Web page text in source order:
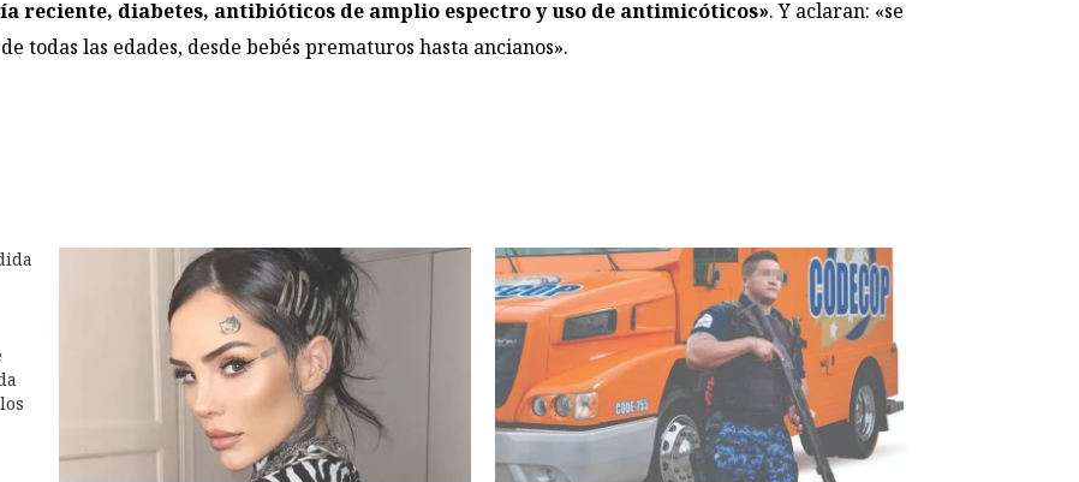
reciente, diabetes, antibióticos de amplio espectro y uso de antimicóticos». Y aclaran: «se
todas las edades, desde bebés prematuros hasta ancianos».